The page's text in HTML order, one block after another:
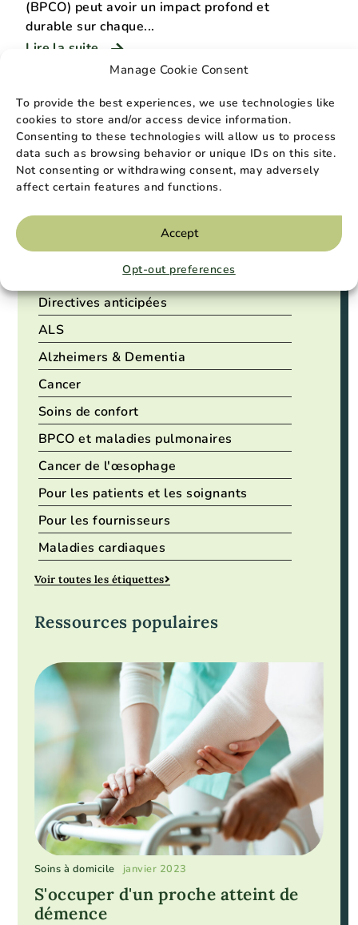
Manage Cookie Consent
To provide the best experiences, we use technologies like
cookies to store and/or access device information.
Consenting to these technologies will allow us to process
data such as browsing behavior or unique IDs on this site.
Not consenting or withdrawing consent, may adversely
affect certain features and functions.
Accept
Opt-out preferences
(BPCO) peut avoir un impact profond et
durable sur chaque...
Lire la suite
Catégories
Soins à domicile
Planification de la fin de vie
Maladies en phase terminale
Directives anticipées
ALS
Alzheimers & Dementia
Cancer
Soins de confort
BPCO et maladies pulmonaires
Cancer de l'œsophage
Pour les patients et les soignants
Pour les fournisseurs
Maladies cardiaques
Voir toutes les étiquettes
Ressources populaires
Soins à domicile janvier 2023
S'occuper d'un proche atteint de
démence